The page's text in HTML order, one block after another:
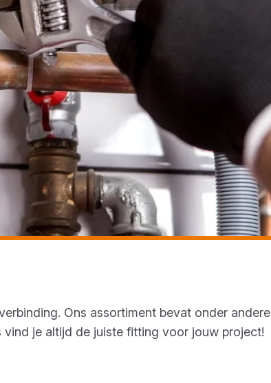
Ons assortiment bevat onder andere
je altijd de juiste fitting voor jouw project!